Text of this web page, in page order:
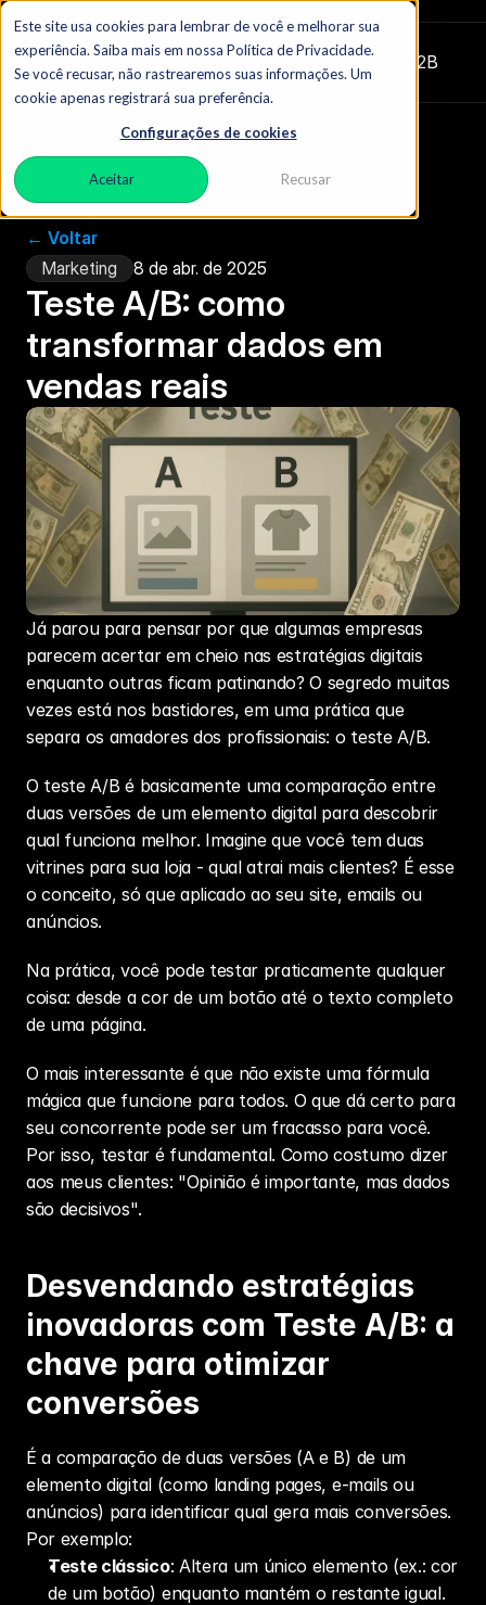
Este site usa cookies para lembrar de você e melhorar sua
experiência. Saiba mais em nossa Política de Privacidade.
Se você recusar, não rastrearemos suas informações. Um
cookie apenas registrará sua preferência.
Configurações de cookies
Aceitar Recusar
Zydon|  O blog do comércio B2B
← Voltar
Marketing
8 de abr. de 2025
Teste A/B: como
transformar dados em
vendas reais
Já parou para pensar por que algumas empresas
parecem acertar em cheio nas estratégias digitais
enquanto outras ficam patinando? O segredo muitas
vezes está nos bastidores, em uma prática que
separa os amadores dos profissionais: o teste A/B.
O teste A/B é basicamente uma comparação entre
duas versões de um elemento digital para descobrir
qual funciona melhor. Imagine que você tem duas
vitrines para sua loja - qual atrai mais clientes? É esse
o conceito, só que aplicado ao seu site, emails ou
anúncios.
Na prática, você pode testar praticamente qualquer
coisa: desde a cor de um botão até o texto completo
de uma página.
O mais interessante é que não existe uma fórmula
mágica que funcione para todos. O que dá certo para
seu concorrente pode ser um fracasso para você.
Por isso, testar é fundamental. Como costumo dizer
aos meus clientes: "Opinião é importante, mas dados
são decisivos".
Desvendando estratégias
inovadoras com Teste A/B: a
chave para otimizar
conversões
É a comparação de duas versões (A e B) de um
elemento digital (como landing pages, e-mails ou
anúncios) para identificar qual gera mais conversões.
Por exemplo:
Teste clássico: Altera um único elemento (ex.: cor
de um botão) enquanto mantém o restante igual.